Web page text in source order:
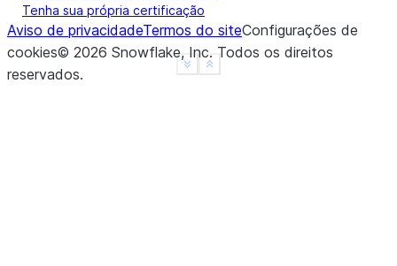
Show less
See more
Tenha sua própria certificação
Aviso de privacidadeTermos do siteConfigurações de
cookies© 2026 Snowflake, Inc. Todos os direitos
reservados.